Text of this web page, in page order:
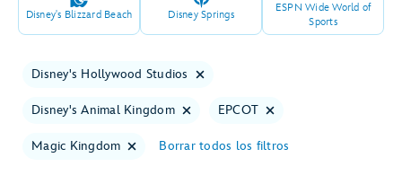
Disney's Blizzard Beach Disney Springs
ESPN Wide World of
Sports
Disney's Hollywood Studios
Disney's Animal Kingdom EPCOT
Magic Kingdom Borrar todos los filtros